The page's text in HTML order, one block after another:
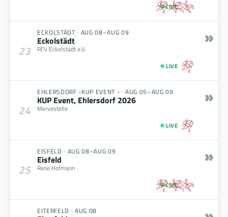
LIVE
23
ECKOLSTÄDT · AUG 08–AUG 09
Eckolstädt
RFV Eckolstädt e.V.
LIVE
»
24
EHLERSDORF -KUP EVENT - ·AUG 05–AUG 09
KUP Event, Ehlersdorf 2026
Mervestelle
LIVE
»
25
EISFELD · AUG 08–AUG 09
Eisfeld
Rene Hofmann
LIVE
»
EITERFELD · AUG 08